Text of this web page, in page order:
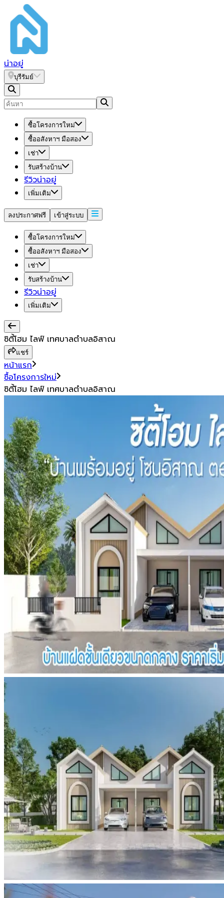
น่าอยู่
บุรีรัมย์
ซื้อโครงการใหม่
ซื้ออสังหาฯ มือสอง
เช่า
รับสร้างบ้าน
รีวิวน่าอยู่
เพิ่มเติม
ลงประกาศฟรี เข้าสู่ระบบ
ซื้อโครงการใหม่
ซื้ออสังหาฯ มือสอง
เช่า
รับสร้างบ้าน
รีวิวน่าอยู่
เพิ่มเติม
ซิตี้โฮม ไลฟ์ เทศบาลตำบลอิสาณ
แชร์
หน้าแรก
ซื้อโครงการใหม่
ซิตี้โฮม ไลฟ์ เทศบาลตำบลอิสาณ